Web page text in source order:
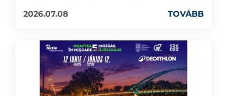
2026.07.08
TOVÁBB